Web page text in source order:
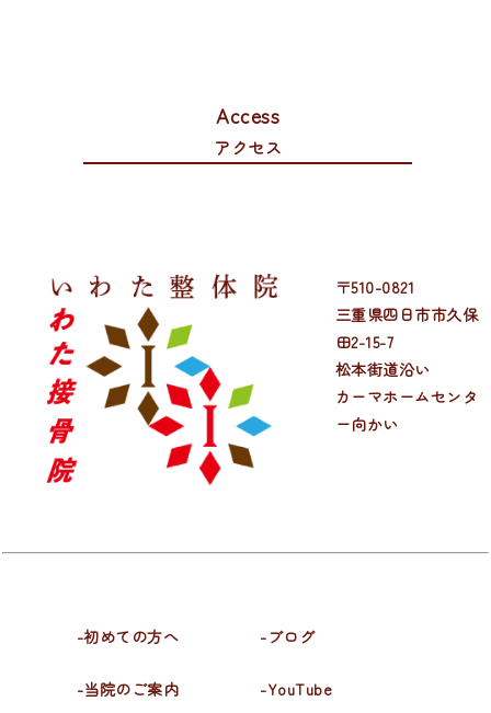
Access
アクセス
〒510-0821
三重県四日市市久保
田2-15-7
松本街道沿い
カーマホームセンタ
ー向かい
-初めての方へ
-当院のご案内
-ブログ
-YouTube